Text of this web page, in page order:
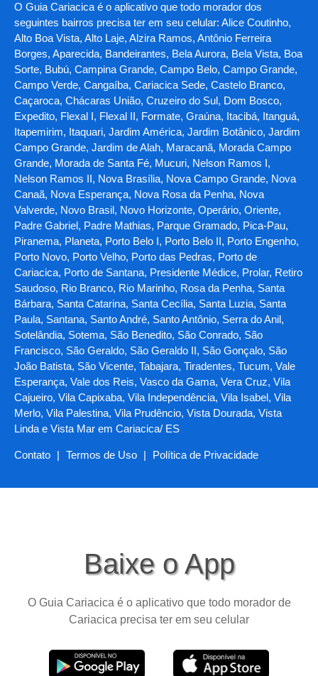
O Guia Cariacica é o aplicativo que todo morador dos
seguintes bairros precisa ter em seu celular: Alice Coutinho,
Alto Boa Vista, Alto Laje, Alzira Ramos, Antônio Ferreira
Borges, Aparecida, Bandeirantes, Bela Aurora, Bela Vista, Boa
Sorte, Bubú, Campina Grande, Campo Belo, Campo Grande,
Campo Verde, Cangaíba, Cariacica Sede, Castelo Branco,
Caçaroca, Chácaras União, Cruzeiro do Sul, Dom Bosco,
Expedito, Flexal I, Flexal II, Formate, Graúna, Itacibá, Itanguá,
Itapemirim, Itaquari, Jardim América, Jardim Botânico, Jardim
Campo Grande, Jardim de Alah, Maracanã, Morada Campo
Grande, Morada de Santa Fé, Mucuri, Nelson Ramos I,
Nelson Ramos II, Nova Brasília, Nova Campo Grande, Nova
Canaã, Nova Esperança, Nova Rosa da Penha, Nova
Valverde, Novo Brasil, Novo Horizonte, Operário, Oriente,
Padre Gabriel, Padre Mathias, Parque Gramado, Pica-Pau,
Piranema, Planeta, Porto Belo I, Porto Belo II, Porto Engenho,
Porto Novo, Porto Velho, Porto das Pedras, Porto de
Cariacica, Porto de Santana, Presidente Médice, Prolar, Retiro
Saudoso, Rio Branco, Rio Marinho, Rosa da Penha, Santa
Bárbara, Santa Catarina, Santa Cecília, Santa Luzia, Santa
Paula, Santana, Santo André, Santo Antônio, Serra do Anil,
Sotelândia, Sotema, São Benedito, São Conrado, São
Francisco, São Geraldo, São Geraldo II, São Gonçalo, São
João Batista, São Vicente, Tabajara, Tiradentes, Tucum, Vale
Esperança, Vale dos Reis, Vasco da Gama, Vera Cruz, Vila
Cajueiro, Vila Capixaba, Vila Independência, Vila Isabel, Vila
Merlo, Vila Palestina, Vila Prudêncio, Vista Dourada, Vista
Linda e Vista Mar em Cariacica/ ES
Contato | Termos de Uso | Política de Privacidade
Baixe o App
O Guia Cariacica é o aplicativo que todo morador de
Cariacica precisa ter em seu celular